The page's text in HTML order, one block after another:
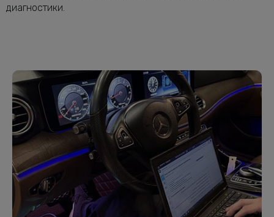
диагностики.